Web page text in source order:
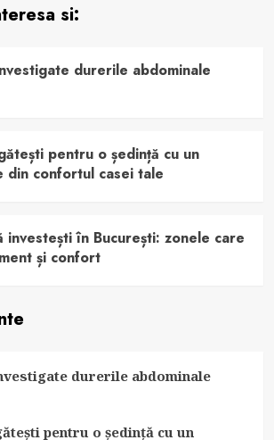
si:
durerile abdominale
pentru o ședință cu un
din confortul casei tale
investești în București: zonele care
și confort
durerile abdominale
pentru o ședință cu un